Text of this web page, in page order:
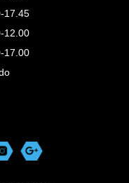
17.45
12.00
17.00